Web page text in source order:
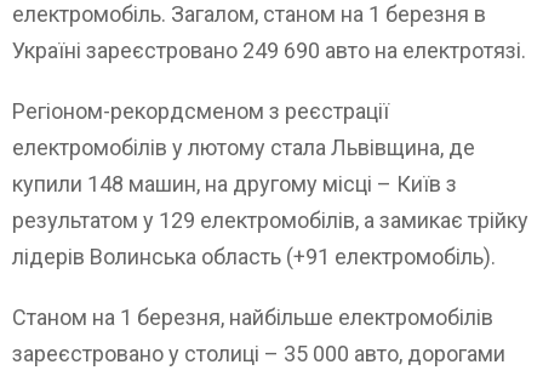
електромобіль. Загалом, станом на 1 березня в
Україні зареєстровано 249 690 авто на електротязі.
Регіоном-рекордсменом з реєстрації
електромобілів у лютому стала Львівщина, де
купили 148 машин, на другому місці – Київ з
результатом у 129 електромобілів, а замикає трійку
лідерів Волинська область (+91 електромобіль).
Станом на 1 березня, найбільше електромобілів
зареєстровано у столиці – 35 000 авто, дорогами